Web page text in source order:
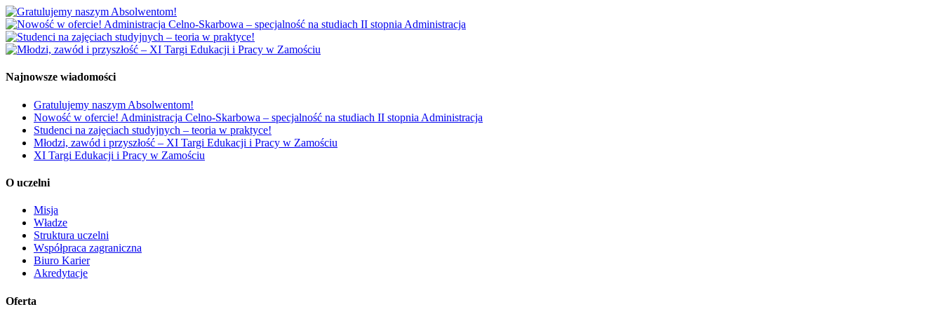
wspólne
–
Najnowsze wiadomości
Gratulujemy naszym Absolwentom!
Nowość w ofercie! Administracja Celno-Skarbowa – specjalność na studiach II stopnia Administracja
Studenci na zajęciach studyjnych – teoria w praktyce!
Młodzi, zawód i przyszłość – XI Targi Edukacji i Pracy w Zamościu
XI Targi Edukacji i Pracy w Zamościu
O uczelni
Misja
Władze
Struktura uczelni
Współpraca zagraniczna
Biuro Karier
Akredytacje
Oferta